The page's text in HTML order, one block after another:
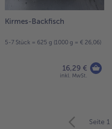
Kirmes-Backfisch
5-7 Stück = 625 g (1000 g = € 26,06)
16,29 €
inkl. MwSt.
Seite 1